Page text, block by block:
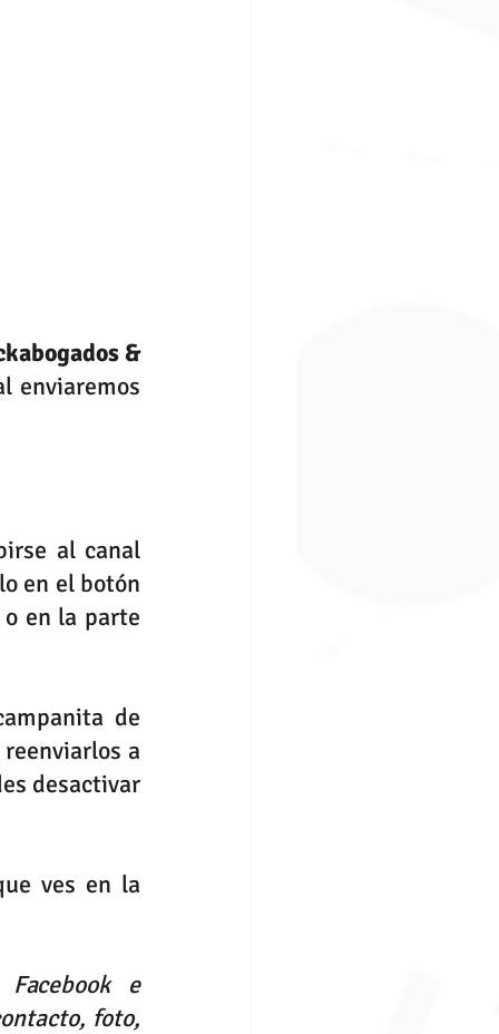
&
enviaremos
en la parte
de
a
desactivar
ves en la
e
foto,